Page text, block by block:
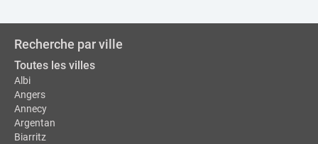
Recherche par ville
Toutes les villes
Albi
Angers
Annecy
Argentan
Biarritz